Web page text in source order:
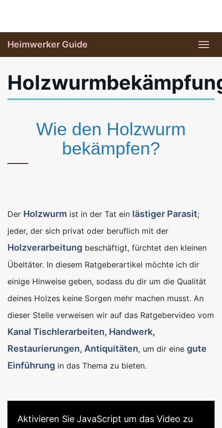
main
content
Heimwerker Guide
Wie den Holzwurm
bekämpfen?
Der Holzwurm ist in der Tat ein lästiger Parasit;
jeder, der sich privat oder beruflich mit der
Holzverarbeitung beschäftigt, fürchtet den kleinen
Übeltäter. In diesem Ratgeberartikel möchte ich dir
einige Hinweise geben, sodass du dir um die Qualität
deines Holzes keine Sorgen mehr machen musst. An
dieser Stelle verweisen wir auf das Ratgebervideo vom
Kanal Tischlerarbeiten, Handwerk,
Restaurierungen, Antiquitäten, um dir eine gute
Einführung in das Thema zu bieten.
Aktivieren Sie JavaScript um das Video zu